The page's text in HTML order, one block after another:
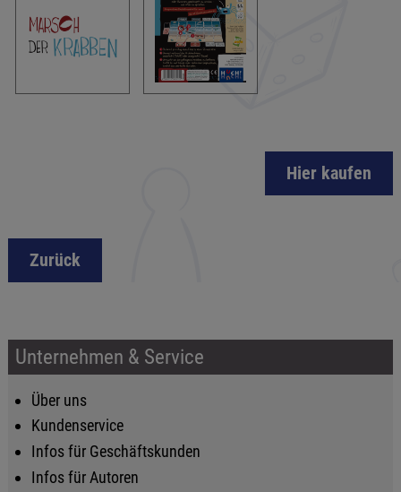
Hier kaufen
Zurück
Unternehmen & Service
Über uns
Kundenservice
Infos für Geschäftskunden
Infos für Autoren